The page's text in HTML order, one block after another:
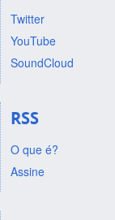
Twitter
YouTube
SoundCloud
RSS
O que é?
Assine